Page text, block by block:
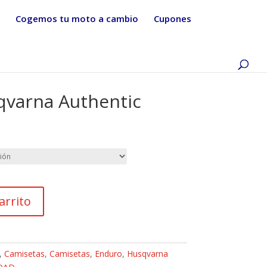
Cogemos tu moto a cambio Cupones
Authentic
Camisetas, Camisetas, Enduro, Husqvarna